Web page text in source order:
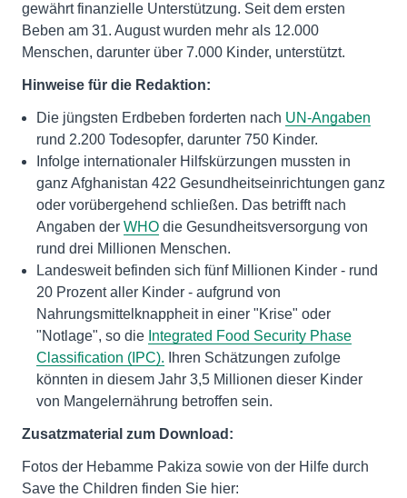
gewährt finanzielle Unterstützung. Seit dem ersten
Beben am 31. August wurden mehr als 12.000
Menschen, darunter über 7.000 Kinder, unterstützt.
Hinweise für die Redaktion:
Die jüngsten Erdbeben forderten nach UN-Angaben
rund 2.200 Todesopfer, darunter 750 Kinder.
Infolge internationaler Hilfskürzungen mussten in
ganz Afghanistan 422 Gesundheitseinrichtungen ganz
oder vorübergehend schließen. Das betrifft nach
Angaben der WHO die Gesundheitsversorgung von
rund drei Millionen Menschen.
Landesweit befinden sich fünf Millionen Kinder - rund
20 Prozent aller Kinder - aufgrund von
Nahrungsmittelknappheit in einer "Krise" oder
"Notlage", so die Integrated Food Security Phase
Classification (IPC). Ihren Schätzungen zufolge
könnten in diesem Jahr 3,5 Millionen dieser Kinder
von Mangelernährung betroffen sein.
Zusatzmaterial zum Download:
Fotos der Hebamme Pakiza sowie von der Hilfe durch
Save the Children finden Sie hier: